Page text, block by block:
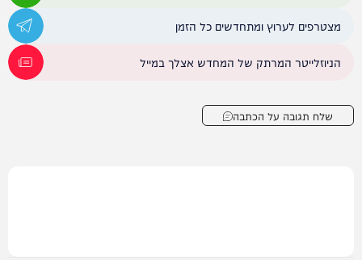
מצטרפים לערוץ ומתחדשים כל הזמן
הניוזלייטר המרתק של המחדש אצלך במייל
שלח תגובה על הכתבה